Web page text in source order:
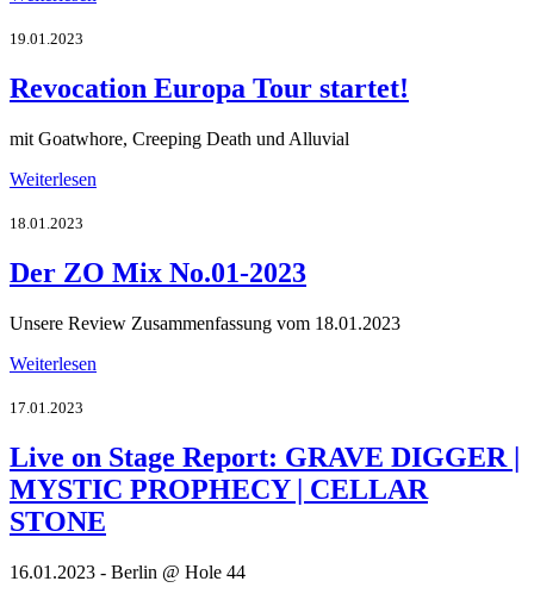
19.01.2023
Revocation Europa Tour startet!
mit Goatwhore, Creeping Death und Alluvial
Weiterlesen
18.01.2023
Der ZO Mix No.01-2023
Unsere Review Zusammenfassung vom 18.01.2023
Weiterlesen
17.01.2023
Live on Stage Report: GRAVE DIGGER |
MYSTIC PROPHECY | CELLAR
STONE
16.01.2023 - Berlin @ Hole 44